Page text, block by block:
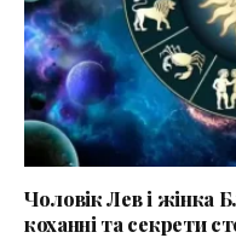
Чоловік Лев і жінка
коханні та секрети